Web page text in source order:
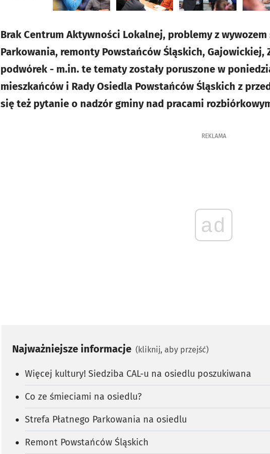
Brak Centrum Aktywności Lokalnej, problemy z wywozem
Parkowania, remonty Powstańców Śląskich,
podwórek - m.in. te tematy zostały poruszone w
mieszkańców i Rady Osiedla Powstańców Śląskich z
się też pytanie o nadzór gminy nad pracami
REKLAMA
ad
Najważniejsze informacje (kliknij, aby przejść)
Więcej kultury! Siedziba CAL-u na osiedlu poszukiwana
Co ze śmieciami na osiedlu?
Strefa Płatnego Parkowania na osiedlu
Remont Powstańców Śląskich